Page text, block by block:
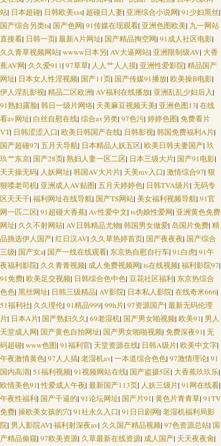
站| 日本超碰| 日韩欧美sss| 超碰日人妻| 亚洲综合小说网| 91少妇黑丝|
国产综合另类ts| 国产色网| 91传媒在现观看| 亚洲色图欧美| 九一网站
直接看| 日韩一页| 最新A片网址| 国产精品掏空网| 91成人社区电影|
久久青草视频网站| wwww日本另| AV大逼网站| 亚洲限制级AV| 大香
蕉AV网| 久久爱911| 97草草| 人人艹人人摸| 亚洲性爱影院| 精品国产
网址| 日本女人性淫视频| 国产11页| 国产传媒91播放| 欧美操B电影|
伊人淫乱影视| 精品二区欧洲| AV福利在线播放| 亚洲乱乱少妇后入|
91熟妇露脸| 韩日一级片网络| 天美麻豆视频天美| 亚洲色图13| 在线
看av网址| 白丝自慰在线| 综合av另类| 97色污| 婷婷色图| 免费看片
VT| 日韩涩涩入口| 欧美日韩国产在线| 日韩影视| 韩国免费福利A片|
国产超碰97| 五月天导航| 日本精品人妖五区| 欧美日韩夫妻国产| 玖
玖艹东京| 国产28页| 熟妇人妻一区二区| 日本三级大片| 国产91电影|
天天操无码| 人妖网址| 韩国AV大片片| 天美mv入口| 激情综合97| 狠
狠喽老司机| 亚洲成人AV贴图| 五月天婷婷色| 日韩TVA级片| 无码专
区天天干| 福利网址在线导航| 国产TS网站| 美女福利视频导航| 91官
网一匹二区| 91超碰大香蕉| Av性爱中文| ts伪娘性爱网| 亚洲黄色免费
网址| 久久不射网站| AV日韩精品尤物| 韩国男女做爱| 岛国片免费| 精
品挑选伊人国产| 红日汉AV| 久久草热婷首页| 国产夜夜夜| 国产综合
三级| 国产女a| 国产一线在线观看| 东京热自慰自行车| 91白虎| 91午
夜福利影院| 久久青青视频| 成人免费视频网| ts在线视频| 福利影院97|
91免费| 欧美足交视频| 日韩综合色中色| 豆花社区福利| 东京热综合
色色| 黑丝网址| 日韩三级精品| AV影院| 日本私人影院| 在线奇米666|
51福利社| 久久理伦| 91精品999| 99h片| 97资源国产| 最新无码伦理
片| 日本A片| 国产熟妇久久| 69老湿机| 国产男女啪视频| 欧美91| 男人
天堂成人网| 国产黄色自拍网址| 国产男女啪啪视频| 免费深夜91| 无
码超碰| www色图| 91福利官| 天堂资源在线| 日韩A级片| 欧美中文字|
午夜激情黄色| 97人人搞| 老湿机av| 一本道综合色色| 97激情理论| 91
国内高清| 51福利视频| 91视频网站在线| 国产盗摄5区| 大香蕉玖玖乐|
欧情美色91|性爱成人午夜| 最新国产113页| 人妖三级片| 91网在线看|
午夜性福利| 国产干逼的| 91论坛网址| 国产片91| 黄色片青青草| 91TV
免费| 操欧美女孩的穴| 91社永久入口| 91日日剧网| 老湿机福利局影
院| 男人影院AV| 福利射深夜av| 久久国产精品视频| 97色资源总站| 国
产精品偷窥| 97欧美资源| 久草最新在线资源| 成人国产| 天天夜夜肏|